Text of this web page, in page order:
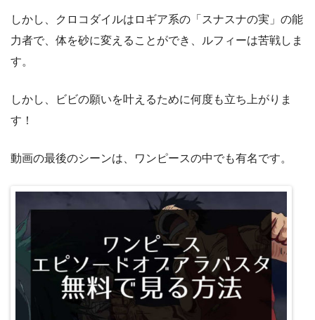
しかし、クロコダイルはロギア系の「スナスナの実」の能
力者で、体を砂に変えることができ、ルフィーは苦戦しま
す。
しかし、ビビの願いを叶えるために何度も立ち上がりま
す！
動画の最後のシーンは、ワンピースの中でも有名です。